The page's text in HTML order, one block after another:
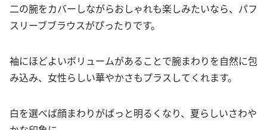
二の腕をカバーしながらおしゃれも楽しみたいなら、パフ
スリーブブラウスがぴったりです。
袖にほどよいボリュームがあることで腕まわりを自然に包
み込み、女性らしい華やかさもプラスしてくれます。
白を選べば顔まわりがぱっと明るくなり、夏らしいさわや